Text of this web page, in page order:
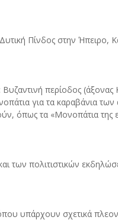
Πίνδος στην Ήπειρο,
Βυζαντινή περίοδος
για τα καραβάνια
όπως τα «Μονοπάτια της
των πολιτιστικών
υπάρχουν σχετικά